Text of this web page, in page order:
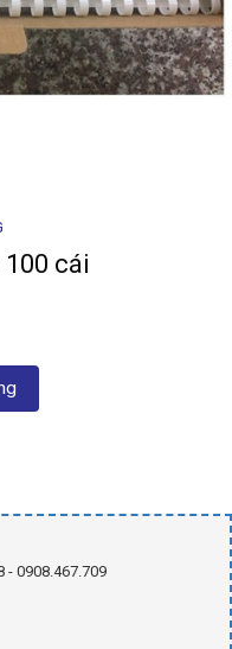
cái
- 0908.467.709